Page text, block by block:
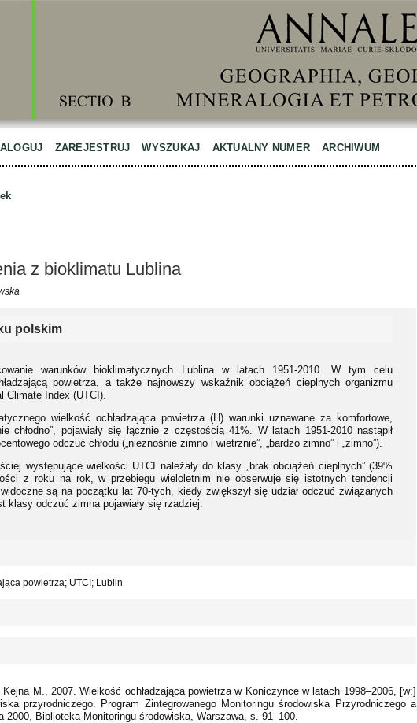
ZAREJESTRUJ WYSZUKAJ AKTUALNY NUMER ARCHIWUM
z bioklimatu Lublina
polskim
warunków bioklimatycznych Lublina w latach 1951-2010. W tym celu
powietrza, a także najnowszy wskaźnik obciążeń cieplnych organizmu
Climate Index (UTCI).
wielkość ochładzająca powietrza (H) warunki uznawane za komfortowe,
chłodno”, pojawiały się łącznie z częstością 41%. W latach 1951-2010 nastąpił
odczuć chłodu („nieznośnie zimno i wietrznie”, „bardzo zimno” i „zimno”).
występujące wielkości UTCI należały do klasy „brak obciążeń cieplnych” (39%
z roku na rok, w przebiegu wieloletnim nie obserwuje się istotnych tendencji
są na początku lat 70-tych, kiedy zwiększył się udział odczuć związanych
klasy odczuć zimna pojawiały się rzadziej.
powietrza; UTCI; Lublin
M., 2007. Wielkość ochładzająca powietrza w Koniczynce w latach 1998–2006, [w:]
przyrodniczego. Program Zintegrowanego Monitoringu środowiska Przyrodniczego a
2000, Biblioteka Monitoringu środowiska, Warszawa, s. 91–100.